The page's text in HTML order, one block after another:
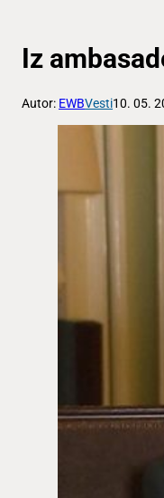
Iz
Autor: EWBVesti10. 05.